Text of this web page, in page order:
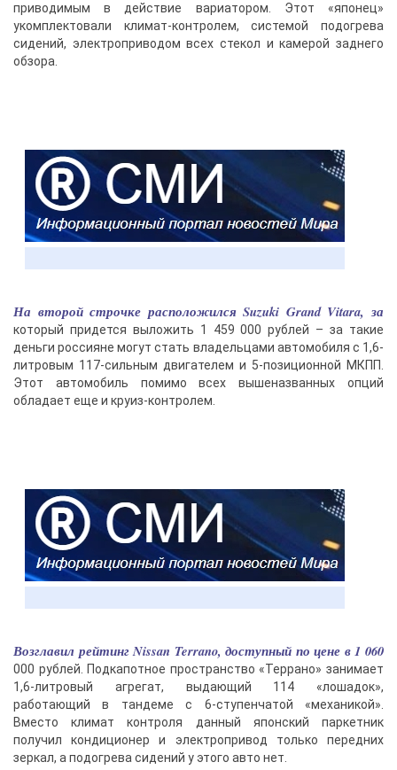
приводимым в действие вариатором. Этот «японец»
укомплектовали климат-контролем, системой подогрева
сидений, электроприводом всех стекол и камерой заднего
обзора.
На второй строчке расположился Suzuki Grand Vitara, за
который придется выложить 1 459 000 рублей – за такие
деньги россияне могут стать владельцами автомобиля с 1,6-
литровым 117-сильным двигателем и 5-позиционной МКПП.
Этот автомобиль помимо всех вышеназванных опций
обладает еще и круиз-контролем.
Возглавил рейтинг Nissan Terrano, доступный по цене в 1 060
000 рублей. Подкапотное пространство «Террано» занимает
1,6-литровый агрегат, выдающий 114 «лошадок»,
работающий в тандеме с 6-ступенчатой «механикой».
Вместо климат контроля данный японский паркетник
получил кондиционер и электропривод только передних
зеркал, а подогрева сидений у этого авто нет.